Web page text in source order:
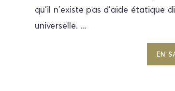
qu'il n'existe pas d'aide étatique
universelle. ...
EN